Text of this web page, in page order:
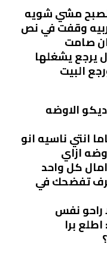
مشي شويه
وقفت في نص
صامت
يرجع يشغلها
البيت
الاوضه
انتي ناسيه انو
ازاي
كل واحد
تفضحك في
راحو نفس
برا